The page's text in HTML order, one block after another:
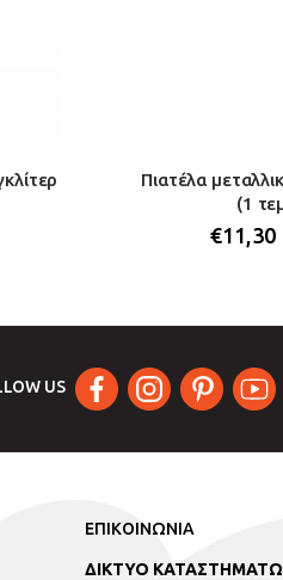
Πιατέλα
(1
€11,30
US
ΕΠΙΚΟΙΝΩΝΙΑ
ΔΙΚΤΥΟ